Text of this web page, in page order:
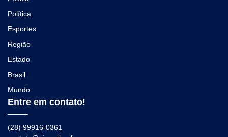
Política
Esportes
Região
Estado
Brasil
Mundo
Entre em contato!
(28) 99916-0361